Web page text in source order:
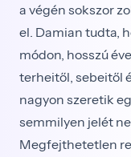
a végén sokszor
el. Damian tudta,
módon, hosszú
terheitől, sebeitől
nagyon szeretik
semmilyen jelét
Megfejthetetlen